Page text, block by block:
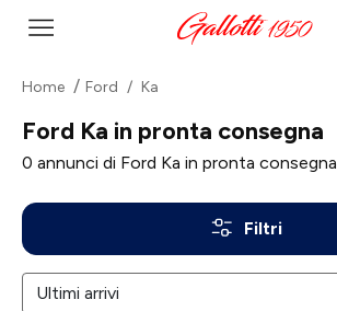
Home Ford Ka
Ford Ka in pronta consegna
0 annunci di Ford Ka in pronta consegna
Filtri